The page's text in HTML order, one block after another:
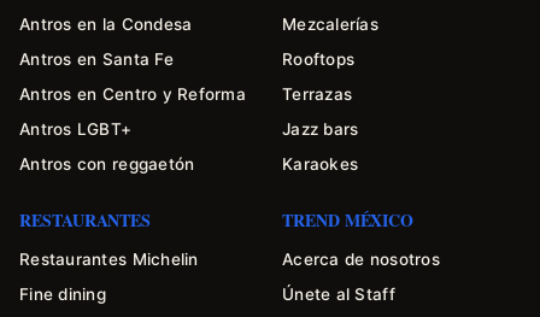
Antros en la Condesa
Antros en Santa Fe
Antros en Centro y Reforma
Antros LGBT+
Antros con reggaetón
Mezcalerías
Rooftops
Terrazas
Jazz bars
Karaokes
RESTAURANTES
Restaurantes Michelin
Fine dining
TREND MÉXICO
Acerca de nosotros
Únete al Staff